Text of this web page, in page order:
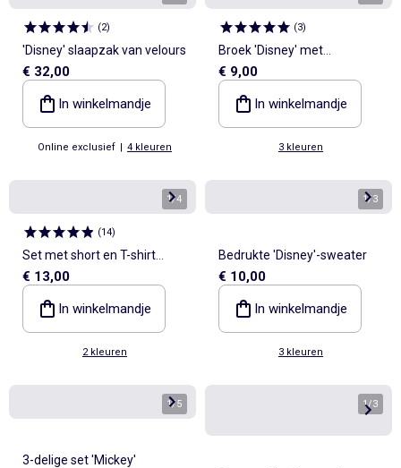
(2)
'Disney' slaapzak van velours
€ 32,00
In winkelmandje
Online exclusief | 4 kleuren
(3)
Broek 'Disney' met
cargozakken
€ 9,00
In winkelmandje
3 kleuren
1/4
(14)
Set met short en T-shirt
'Snoopy'
€ 13,00
In winkelmandje
2 kleuren
1/3
Bedrukte 'Disney'-sweater
€ 10,00
In winkelmandje
3 kleuren
1/5
3-delige set 'Mickey'
1/3